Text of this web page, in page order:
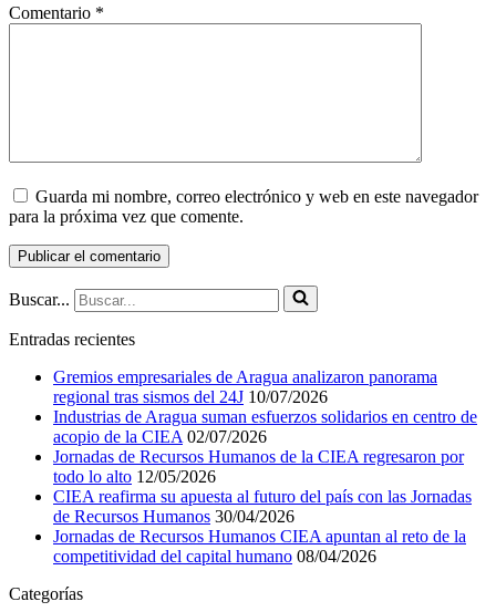
Comentario *
Guarda mi nombre, correo electrónico y web en este navegador
para la próxima vez que comente.
Buscar...
Entradas recientes
Gremios empresariales de Aragua analizaron panorama
regional tras sismos del 24J 10/07/2026
Industrias de Aragua suman esfuerzos solidarios en centro de
acopio de la CIEA 02/07/2026
Jornadas de Recursos Humanos de la CIEA regresaron por
todo lo alto 12/05/2026
CIEA reafirma su apuesta al futuro del país con las Jornadas
de Recursos Humanos 30/04/2026
Jornadas de Recursos Humanos CIEA apuntan al reto de la
competitividad del capital humano 08/04/2026
Categorías